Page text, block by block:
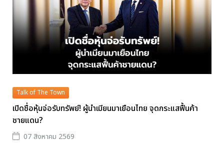
Talk of The Town
เปิดชื่อหุ้นจ่อรับทรัพย์! ผู้นำเมียนมาเยือนไทย จุดกระแสฟื้นค้า
ชายแดน?
07 สิงหาคม 2569